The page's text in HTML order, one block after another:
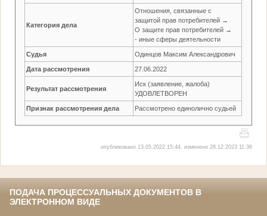
Категория дела
Отношения, связанные с
защитой прав потребителей →
О защите прав потребителей →
- иные сферы деятельности
Судья Одинцов Максим Александрович
Дата рассмотрения 27.06.2022
Результат рассмотрения
Иск (заявление, жалоба)
УДОВЛЕТВОРЕН
Признак рассмотрения дела Рассмотрено единолично судьей
опубликовано 13.05.2022 15:44, изменено 28.12.2023 11:36
ПОДАЧА ПРОЦЕССУАЛЬНЫХ ДОКУМЕНТОВ В
ЭЛЕКТРОННОМ ВИДЕ